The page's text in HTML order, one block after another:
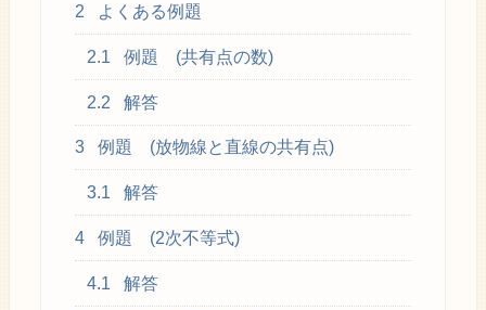
2 よくある例題
2.1 例題 (共有点の数)
2.2 解答
3 例題 (放物線と直線の共有点)
3.1 解答
4 例題 (2次不等式)
4.1 解答